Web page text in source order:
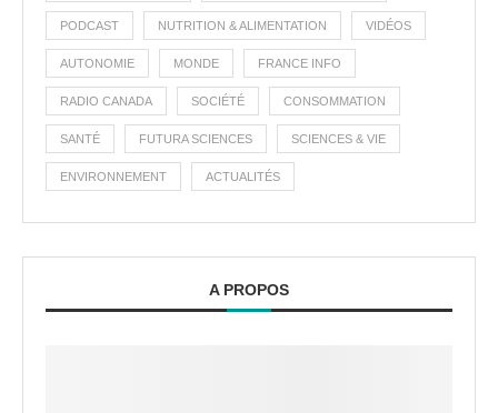
PODCAST NUTRITION & ALIMENTATION VIDÉOS
AUTONOMIE MONDE FRANCE INFO
RADIO CANADA SOCIÉTÉ CONSOMMATION
SANTÉ FUTURA SCIENCES SCIENCES & VIE
ENVIRONNEMENT ACTUALITÉS
A PROPOS